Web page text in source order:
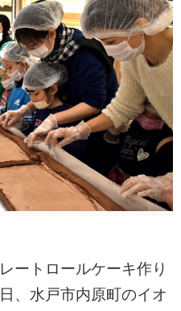
ートロールケーキ作り
、水戸市内原町のイオ